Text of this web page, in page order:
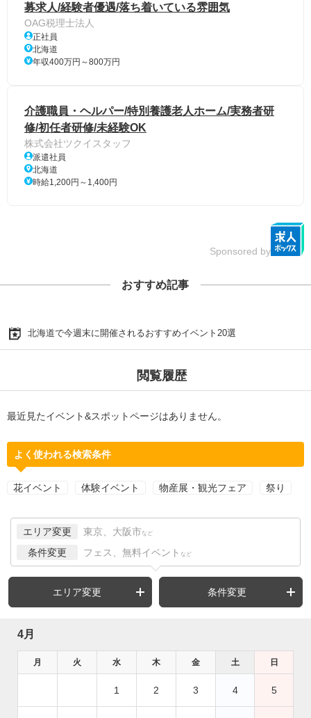
募求人/経験者優遇/落ち着いている雰囲気
OAG税理士法人
正社員
北海道
年収400万円～800万円
介護職員・ヘルパー/特別養護老人ホーム/実務者研
修/初任者研修/未経験OK
株式会社ツクイスタッフ
派遣社員
北海道
時給1,200円～1,400円
Sponsored by
おすすめ記事
北海道で今週末に開催されるおすすめイベント20選
閲覧履歴
最近見たイベント&スポットページはありません。
よく使われる検索条件
花イベント 体験イベント 物産展・観光フェア 祭り
エリア変更 東京、大阪市 など
条件変更 フェス、無料イベント など
エリア変更 条件変更
4月
月 火 水 木 金 土 日
1 2 3 4 5